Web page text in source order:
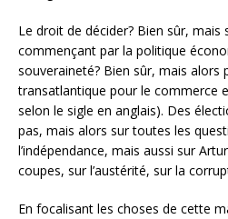
Le droit de décider? Bien sûr,
commençant par la politique
souveraineté? Bien sûr, mais alors
transatlantique pour le commerce
selon le sigle en anglais). Des
pas, mais alors sur toutes les
l’indépendance, mais aussi sur
coupes, sur l’austérité, sur la
En focalisant les choses de cette